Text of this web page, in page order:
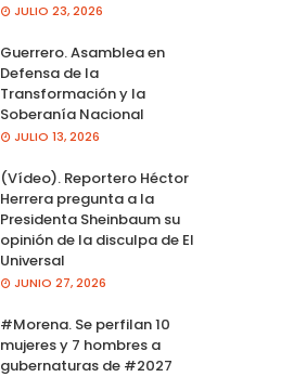
JULIO 23, 2026
Guerrero. Asamblea en
Defensa de la
Transformación y la
Soberanía Nacional
JULIO 13, 2026
(Vídeo). Reportero Héctor
Herrera pregunta a la
Presidenta Sheinbaum su
opinión de la disculpa de El
Universal
JUNIO 27, 2026
#Morena. Se perfilan 10
mujeres y 7 hombres a
gubernaturas de #2027